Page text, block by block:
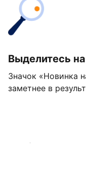
Выделитесь
Значок «Новинка
заметнее в
Начать